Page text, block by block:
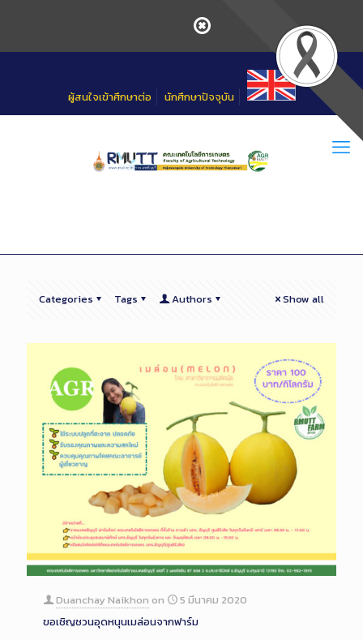
ผู้สนใจเข้าศึกษาต่อ นักศึกษาปัจจุบัน
Categories Tags Authors Show all
Duanchay Naikhon on
5 มีนาคม 2020
ขอเชิญชวนอุดหนุนเมล่อนจากฟาร์ม